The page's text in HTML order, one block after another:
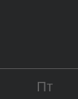
Пт